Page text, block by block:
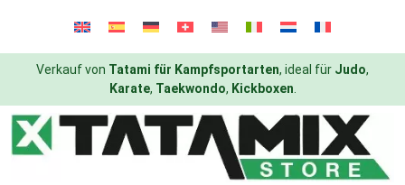
Verkauf von Tatami für Kampfsportarten, ideal für Judo,
Karate, Taekwondo, Kickboxen